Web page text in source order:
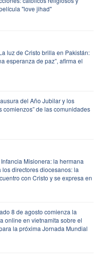
"love jihad"
luz de Cristo brilla en Pakistán:
esperanza de paz”, afirma el
del Año Jubilar y los
comienzos” de las comunidades
Misionera: la hermana
los directores diocesanos: la
con Cristo y se expresa en
8 de agosto comienza la
online en vietnamita sobre el
la próxima Jornada Mundial